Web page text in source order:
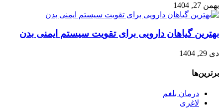
بهمن 27, 1404
بهترین گیاهان دارویی برای تقویت سیستم ایمنی بدن
دی 29, 1404
برترین‌ها
درمان بلغم
لاغری